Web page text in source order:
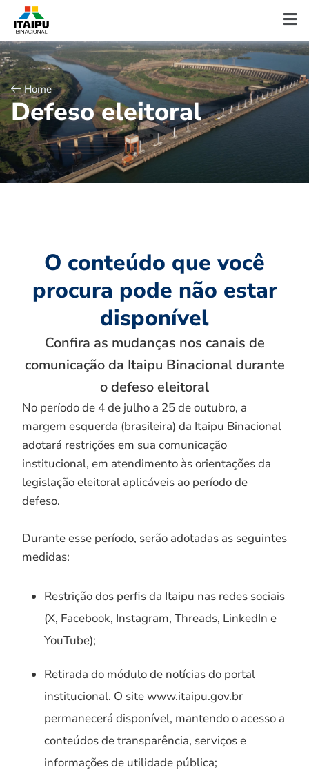
Home
Defeso eleitoral
O conteúdo que você
procura pode não estar
disponível
Confira as mudanças nos canais de
comunicação da Itaipu Binacional durante
o defeso eleitoral
No período de 4 de julho a 25 de outubro, a
margem esquerda (brasileira) da Itaipu Binacional
adotará restrições em sua comunicação
institucional, em atendimento às orientações da
legislação eleitoral aplicáveis ao período de
defeso.
Durante esse período, serão adotadas as seguintes
medidas:
Restrição dos perfis da Itaipu nas redes sociais
(X, Facebook, Instagram, Threads, LinkedIn e
YouTube);
Retirada do módulo de notícias do portal
institucional. O site www.itaipu.gov.br
permanecerá disponível, mantendo o acesso a
conteúdos de transparência, serviços e
informações de utilidade pública;